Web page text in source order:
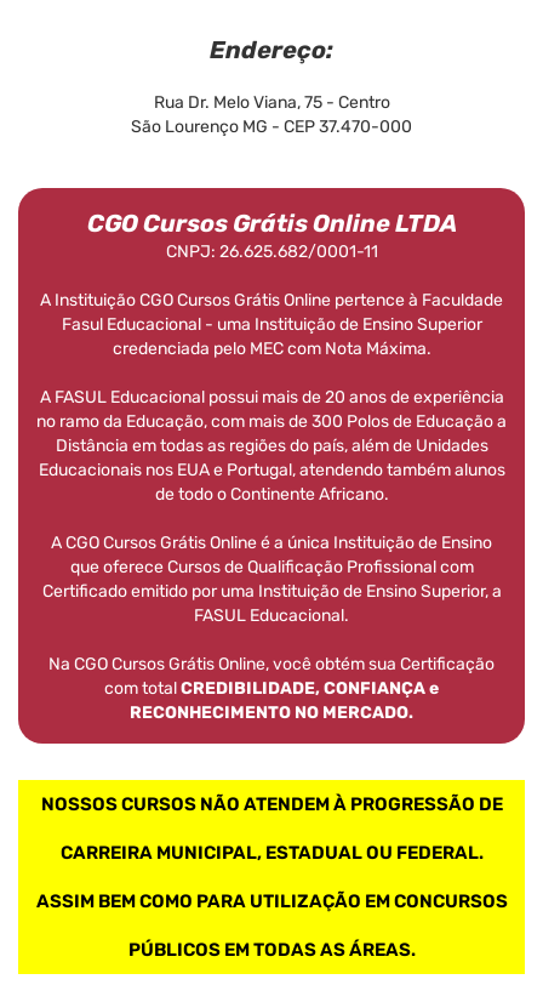
Endereço:
Rua Dr. Melo Viana, 75 - Centro
São Lourenço MG - CEP 37.470-000
CGO Cursos Grátis Online LTDA
CNPJ: 26.625.682/0001-11
A Instituição CGO Cursos Grátis Online pertence à Faculdade
Fasul Educacional - uma Instituição de Ensino Superior
credenciada pelo MEC com Nota Máxima.
A FASUL Educacional possui mais de 20 anos de experiência
no ramo da Educação, com mais de 300 Polos de Educação a
Distância em todas as regiões do país, além de Unidades
Educacionais nos EUA e Portugal, atendendo também alunos
de todo o Continente Africano.
A CGO Cursos Grátis Online é a única Instituição de Ensino
que oferece Cursos de Qualificação Profissional com
Certificado emitido por uma Instituição de Ensino Superior, a
FASUL Educacional.
Na CGO Cursos Grátis Online, você obtém sua Certificação
com totalCREDIBILIDADE, CONFIANÇA e
RECONHECIMENTO NO MERCADO.
NOSSOS CURSOS NÃO ATENDEM À PROGRESSÃO DE
CARREIRA MUNICIPAL, ESTADUAL OU FEDERAL.
ASSIM BEM COMO PARA UTILIZAÇÃO EM CONCURSOS
PÚBLICOS EM TODAS AS ÁREAS.